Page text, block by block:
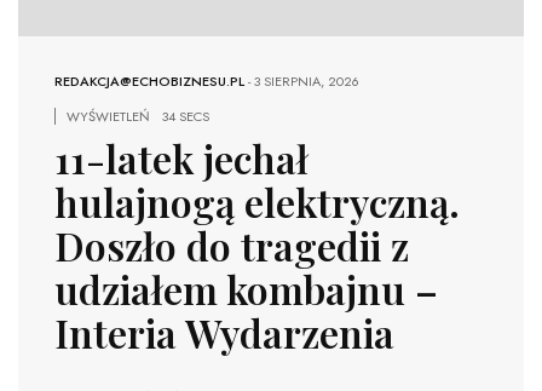
REDAKCJA@ECHOBIZNESU.PL-3 SIERPNIA, 2026
WYŚWIETLEŃ
34 SECS
11-latek jechał
hulajnogą elektryczną.
Doszło do tragedii z
udziałem kombajnu –
Interia Wydarzenia